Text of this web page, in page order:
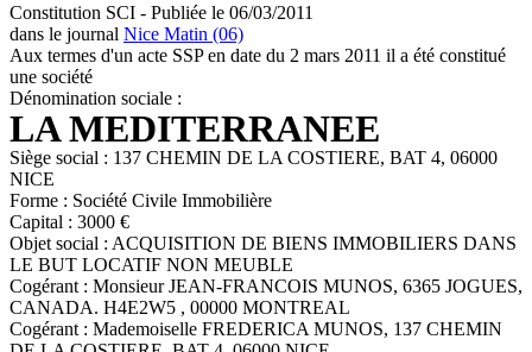
Constitution SCI - Publiée le 06/03/2011
dans le journal Nice Matin (06)
Aux termes d'un acte SSP en date du 2 mars 2011 il a été constitué
une société
Dénomination sociale :
LA MEDITERRANEE
Siège social : 137 CHEMIN DE LA COSTIERE, BAT 4, 06000
NICE
Forme : Société Civile Immobilière
Capital : 3000 €
Objet social : ACQUISITION DE BIENS IMMOBILIERS DANS
LE BUT LOCATIF NON MEUBLE
Cogérant : Monsieur JEAN-FRANCOIS MUNOS, 6365 JOGUES,
CANADA. H4E2W5 , 00000 MONTREAL
Cogérant : Mademoiselle FREDERICA MUNOS, 137 CHEMIN